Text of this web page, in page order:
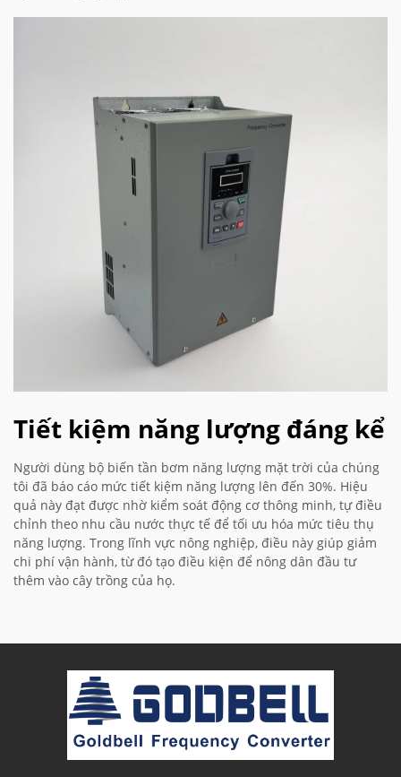
Tiết kiệm năng lượng đáng kể
Người dùng bộ biến tần bơm năng lượng mặt trời của chúng
tôi đã báo cáo mức tiết kiệm năng lượng lên đến 30%. Hiệu
quả này đạt được nhờ kiểm soát động cơ thông minh, tự điều
chỉnh theo nhu cầu nước thực tế để tối ưu hóa mức tiêu thụ
năng lượng. Trong lĩnh vực nông nghiệp, điều này giúp giảm
chi phí vận hành, từ đó tạo điều kiện để nông dân đầu tư
thêm vào cây trồng của họ.